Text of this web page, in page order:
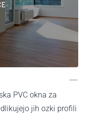
PVC okna za
jih ozki profili